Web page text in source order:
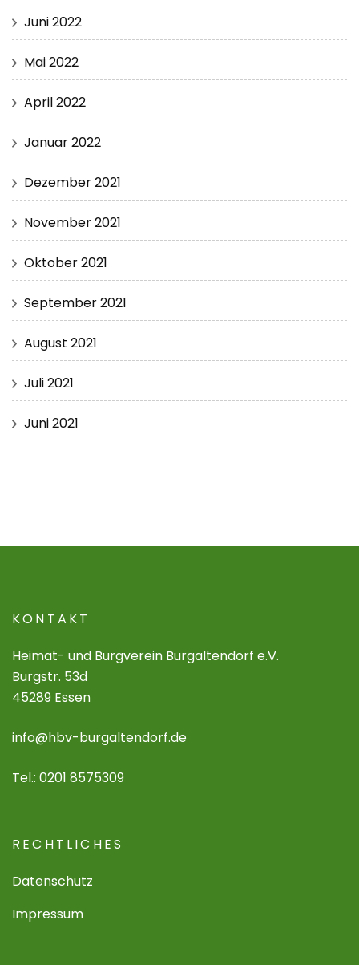
Juni 2022
Mai 2022
April 2022
Januar 2022
Dezember 2021
November 2021
Oktober 2021
September 2021
August 2021
Juli 2021
Juni 2021
KONTAKT
Heimat- und Burgverein Burgaltendorf e.V.
Burgstr. 53d
45289 Essen
info@hbv-burgaltendorf.de
Tel.: 0201 8575309
RECHTLICHES
Datenschutz
Impressum